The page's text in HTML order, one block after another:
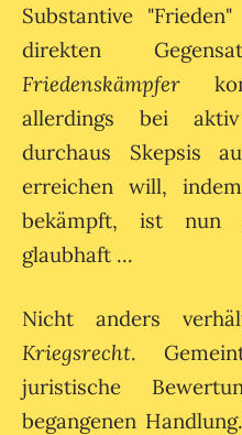
Substantive
direkten
Friedenskämpfer
allerdings bei
durchaus Skepsis
erreichen will,
bekämpft, ist nun
glaubhaft ...
Nicht anders
Kriegsrecht.
juristische
begangenen